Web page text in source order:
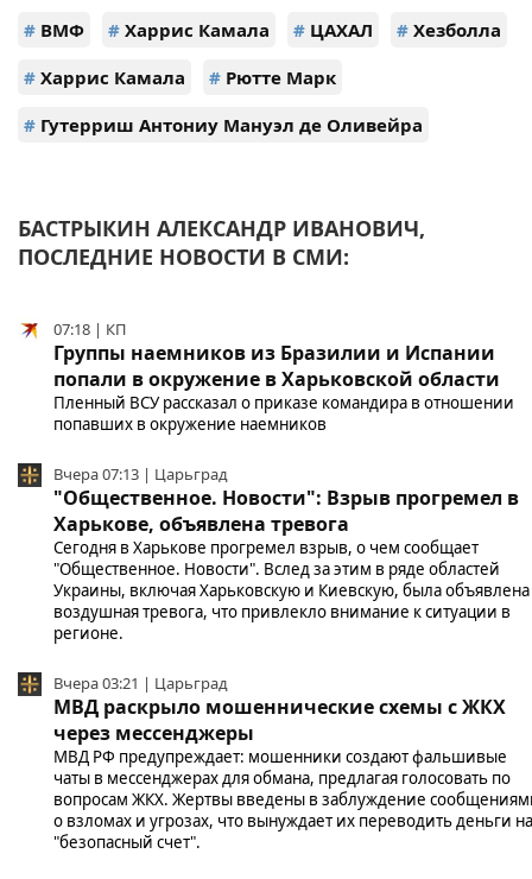
# ВМФ # Харрис Камала # ЦАХАЛ # Хезболла
# Харрис Камала # Рютте Марк
# Гутерриш Антониу Мануэл де Оливейра
БАСТРЫКИН АЛЕКСАНДР ИВАНОВИЧ,
ПОСЛЕДНИЕ НОВОСТИ В СМИ:
07:18 | КП
Группы наемников из Бразилии и Испании
попали в окружение в Харьковской области
Пленный ВСУ рассказал о приказе командира в отношении
попавших в окружение наемников
Вчера 07:13 | Царьград
"Общественное. Новости": Взрыв прогремел в
Харькове, объявлена тревога
Сегодня в Харькове прогремел взрыв, о чем сообщает
"Общественное. Новости". Вслед за этим в ряде областей
Украины, включая Харьковскую и Киевскую, была объявлена
воздушная тревога, что привлекло внимание к ситуации в
регионе.
Вчера 03:21 | Царьград
МВД раскрыло мошеннические схемы с ЖКХ
через мессенджеры
МВД РФ предупреждает: мошенники создают фальшивые
чаты в мессенджерах для обмана, предлагая голосовать по
вопросам ЖКХ. Жертвы введены в заблуждение
о взломах и угрозах, что вынуждает их переводить деньги на
"безопасный счет".